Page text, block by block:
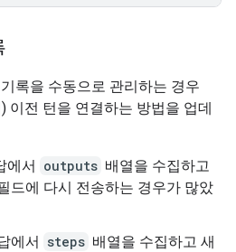
록을 수동으로 관리하는 경우
이전 턴을 연결하는 방법을 업데
에서 outputs 배열을 수집하고
드에 다시 전송하는 경우가 많았
에서 steps 배열을 수집하고 새